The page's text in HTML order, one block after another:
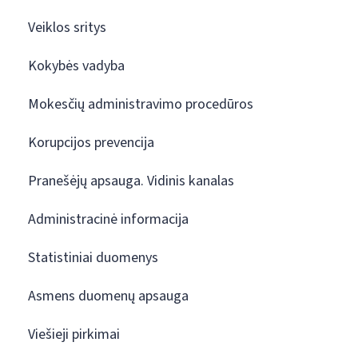
Veiklos sritys
Kokybės vadyba
Mokesčių administravimo procedūros
Korupcijos prevencija
Pranešėjų apsauga. Vidinis kanalas
Administracinė informacija
Statistiniai duomenys
Asmens duomenų apsauga
Viešieji pirkimai